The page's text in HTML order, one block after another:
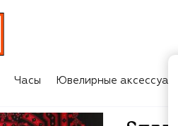
Часы Ювелирные аксессуары